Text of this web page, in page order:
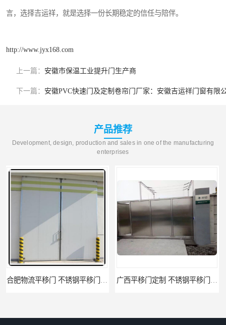
言，选择吉运祥，就是选择一份长期稳定的信任与陪伴。
http://www.jyx168.com
上一篇： 安徽市保温工业提升门生产商
下一篇： 安徽PVC快速门及定制卷帘门厂家：安徽吉运祥门窗有限
产品推荐
Development, design, production and sales in one of the manufacturing
enterprises
广西平移门定制 不锈钢平移门 别墅平移门 云南快速门 自动卷帘门 提供免费样品